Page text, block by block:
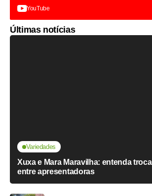
YouTube
Últimas notícias
Variedades
Xuxa e Mara Maravilha: entenda
entre apresentadoras